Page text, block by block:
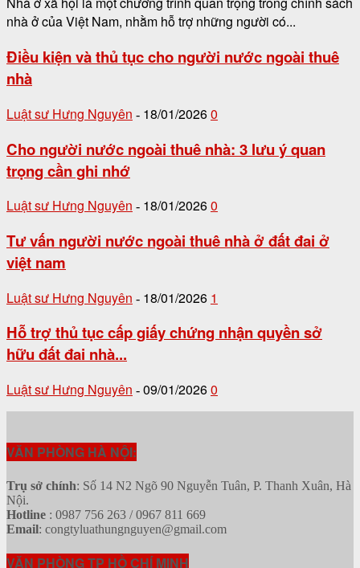
nhà ở của Việt Nam, nhằm hỗ trợ những người có...
Điều kiện và thủ tục cho người nước ngoài thuê
nhà
Luật sư Hưng Nguyên - 18/01/20260
Cho người nước ngoài thuê nhà: 3 lưu ý quan
trọng cần ghi nhớ
Luật sư Hưng Nguyên - 18/01/20260
Tư vấn người nước ngoài thuê nhà ở đất đai ở
việt nam
Luật sư Hưng Nguyên - 18/01/2026 1
Hỗ trợ thủ tục cấp giấy chứng nhận quyền sở
hữu đất đai nhà...
Luật sư Hưng Nguyên - 09/01/20260
VĂN PHÒNG HÀ NỘI:
Trụ sở chính: Số 14 N2 Ngõ 90 Nguyễn Tuân, P. Thanh Xuân, Hà
Nội.
Hotline : 0987 756 263 / 0967 811 669
Email: congtyluathungnguyen@gmail.com
VĂN PHÒNG TP HỒ CHÍ MINH